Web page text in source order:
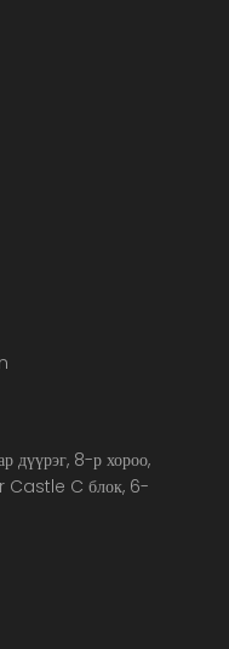
дүүрэг, 8-р хороо,
Castle C блок, 6-